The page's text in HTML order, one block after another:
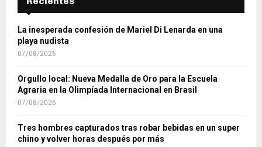
La inesperada confesión de Mariel Di Lenarda en una
playa nudista
07/08/2026
Orgullo local: Nueva Medalla de Oro para la Escuela
Agraria en la Olimpíada Internacional en Brasil
07/08/2026
Tres hombres capturados tras robar bebidas en un super
chino y volver horas después por más